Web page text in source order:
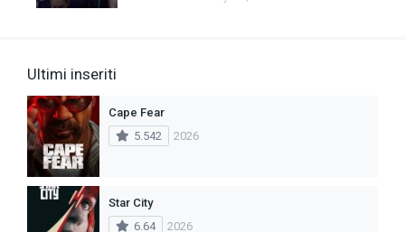
Ultimi inseriti
Cape Fear
5.542
2026
Star City
6.64
2026